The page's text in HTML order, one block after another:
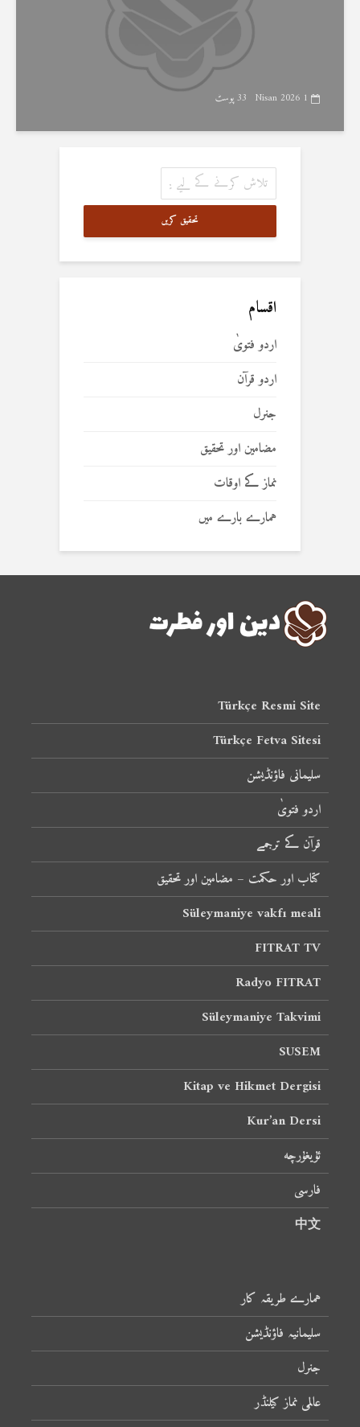
1 Nisan 2026 33 پوسٹ
تحقیق کریں
اقسام
اردو فتویٰ
اردو قرآن
جنرل
مضامین اور تحقیق
نماز کے اوقات
ہمارے بارے میں
Türkçe Resmi Site
Türkçe Fetva Sitesi
سلیمانی فاؤنڈیشن
اردو فتویٰ
قرآن کے ترجمے
کتاب اور حکمت – مضامین اور تحقیق
Süleymaniye vakfı meali
FITRAT TV
Radyo FITRAT
Süleymaniye Takvimi
SUSEM
Kitap ve Hikmet Dergisi
Kur’an Dersi
ئۇيغۇرچە
فارسی
中文
ہمارے طریقہ کار
سلیمانیہ فاؤنڈیشن
جنرل
عالمی نماز کیلنڈر